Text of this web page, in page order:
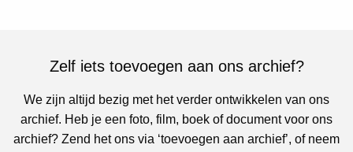
Zelf iets toevoegen aan ons archief?
We zijn altijd bezig met het verder ontwikkelen van ons
archief. Heb je een foto, film, boek of document voor ons
archief? Zend het ons via ‘toevoegen aan archief’, of neem